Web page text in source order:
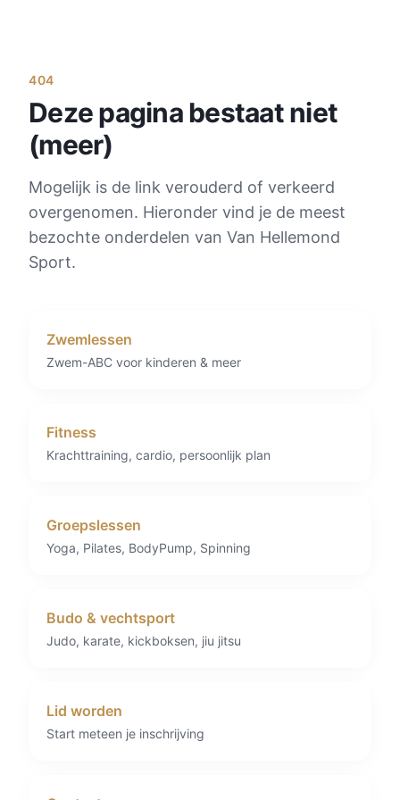
404
Deze pagina bestaat niet
(meer)
Mogelijk is de link verouderd of verkeerd
overgenomen. Hieronder vind je de meest
bezochte onderdelen van Van Hellemond
Sport.
Zwemlessen
Zwem-ABC voor kinderen & meer
Fitness
Krachttraining, cardio, persoonlijk plan
Groepslessen
Yoga, Pilates, BodyPump, Spinning
Budo & vechtsport
Judo, karate, kickboksen, jiu jitsu
Lid worden
Start meteen je inschrijving